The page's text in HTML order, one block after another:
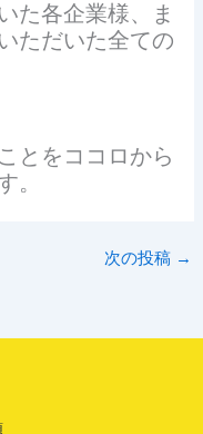
た各企業様、ま
ただいた全ての
とをココロから
。
次の投稿 →